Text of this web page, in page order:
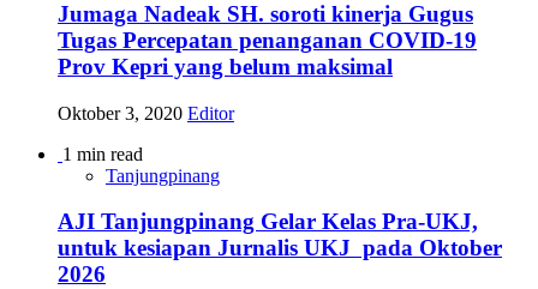
Jumaga Nadeak SH. soroti kinerja Gugus
Tugas Percepatan penanganan COVID-19
Prov Kepri yang belum maksimal
Oktober 3, 2020 Editor
1 min read
Tanjungpinang
AJI Tanjungpinang Gelar Kelas Pra-UKJ,
untuk kesiapan Jurnalis UKJ pada Oktober
2026